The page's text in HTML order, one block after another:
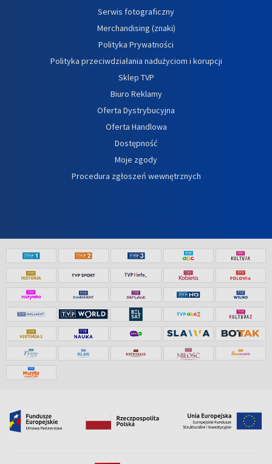
Serwis fotograficzny
Merchandising (znaki)
Polityka Prywatności
Polityka przeciwdziałania nadużyciom i korupcji
Sklep TVP
Biuro Reklamy
Oferta Dystrybucyjna
Oferta Handlowa
Dostępność
Moje zgody
Procedura zgłoszeń wewnętrznych